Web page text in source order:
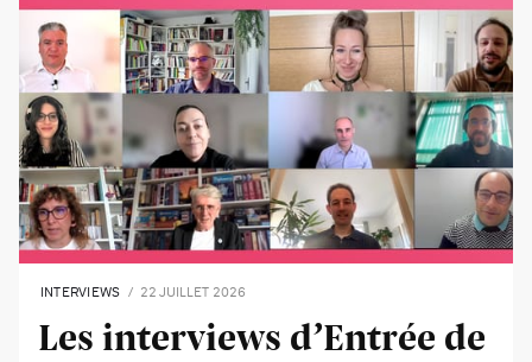
INTERVIEWS 22 JUILLET 2026
Les interviews d’Entrée de